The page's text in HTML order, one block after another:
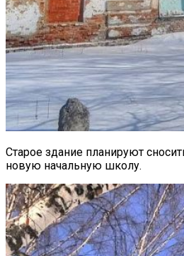
Старое здание планируют
новую начальную школу.